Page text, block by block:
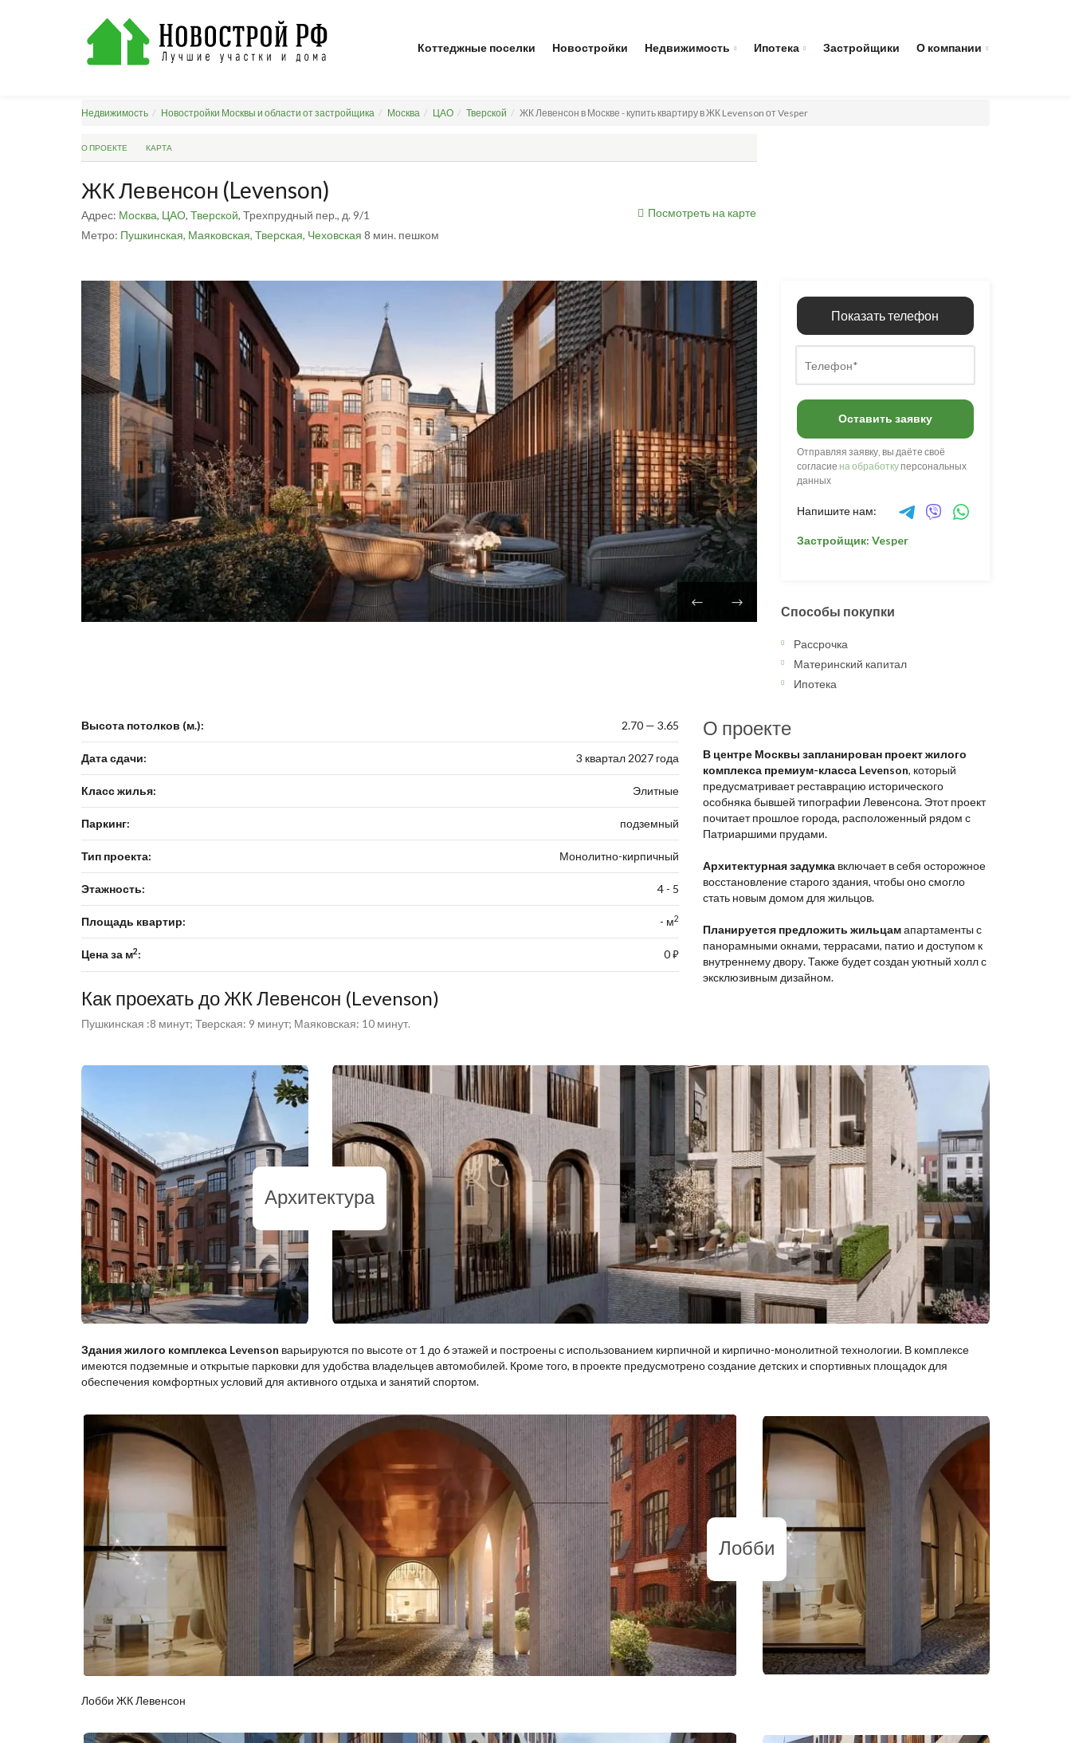
Коттеджные поселки Новостройки Недвижимость Ипотека Застройщики О компании
Недвижимость Новостройки Москвы и области от застройщика Москва ЦАО Тверской ЖК Левенсон в Москве - купить квартиру в ЖК Levenson от Vesper
О ПРОЕКТЕ КАРТА
ЖК Левенсон (Levenson)
Адрес: Москва, ЦАО, Тверской, Трехпрудный пер., д. 9/1
Метро: Пушкинская, Маяковская, Тверская, Чеховская 8 мин. пешком
Посмотреть на карте
Показать телефон
Оставить заявку
Отправляя заявку, вы даёте своё
согласие на обработкуперсональных
данных
Напишите нам:
Застройщик: Vesper
Способы покупки
Рассрочка
Материнский капитал
Ипотека
Высота потолков (м.): 2.70 — 3.65
Дата сдачи: 3 квартал 2027 года
Класс жилья: Элитные
Паркинг: подземный
Тип проекта: Монолитно-кирпичный
Этажность: 4 - 5
Площадь квартир: - м2
Цена за м2: 0⃏
Как проехать до ЖК Левенсон (Levenson)
Пушкинская :8 минут; Тверская: 9 минут; Маяковская: 10 минут.
О проекте
В центре Москвы запланирован проект жилого
комплекса премиум-класса Levenson, который
предусматривает реставрацию исторического
особняка бывшей типографии Левенсона. Этот проект
почитает прошлое города, расположенный рядом с
Патриаршими прудами.
Архитектурная задумка включает в себя осторожное
восстановление старого здания, чтобы оно смогло
стать новым домом для жильцов.
Планируется предложить жильцамапартаменты с
панорамными окнами, террасами, патио и доступом к
внутреннему двору. Также будет создан уютный холл с
эксклюзивным дизайном.
Архитектура
Здания жилого комплекса Levenson варьируются по высоте от 1 до 6 этажей и построены с использованием кирпичной и кирпично-монолитной технологии. В комплексе
имеются подземные и открытые парковки для удобства владельцев автомобилей. Кроме того, в проекте предусмотрено создание детских и спортивных площадок для
обеспечения комфортных условий для активного отдыха и занятий спортом.
Лобби
Лобби ЖК Левенсон